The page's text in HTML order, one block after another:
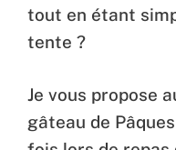
tout en étant
tente ?
Je vous propose
gâteau de